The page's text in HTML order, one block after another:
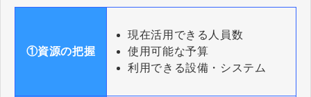
①資源の把握
現在活用できる人員数
使用可能な予算
利用できる設備・システム